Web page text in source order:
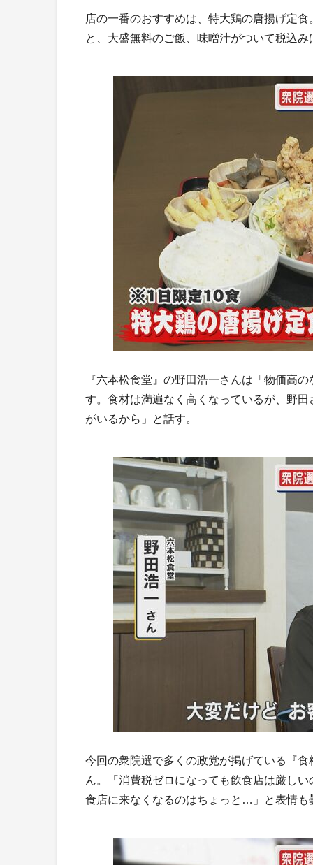
店の一番のおすすめは、特大鶏の唐揚げ定
と、大盛無料のご飯、味噌汁がついて税込
『六本松食堂』の野田浩一さんは「物価高
す。食材は満遍なく高くなっているが、野
がいるから」と話す。
今回の衆院選で多くの政党が掲げている『
ん。「消費税ゼロになっても飲食店は厳し
食店に来なくなるのはちょっと…」と表情も